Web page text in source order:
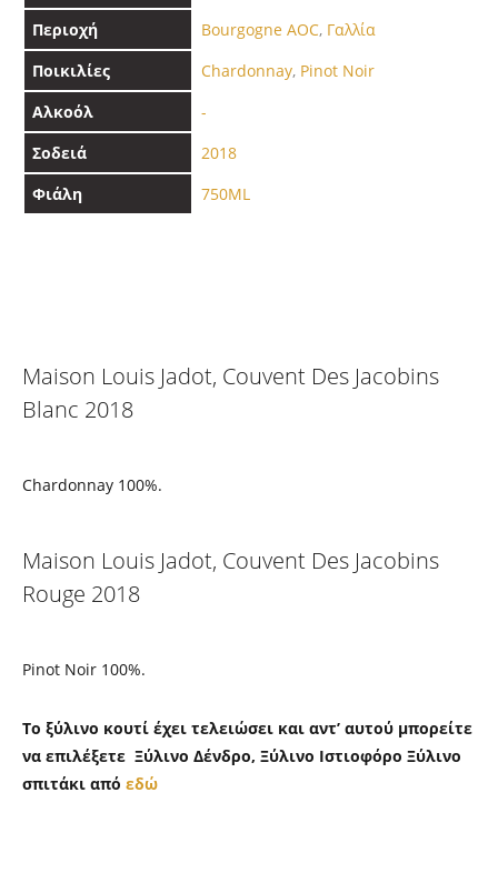
Περιοχή
Bourgogne AOC, Γαλλία
Ποικιλίες
Chardonnay, Pinot Noir
Αλκοόλ
-
Σοδειά
2018
Φιάλη
750ML
Maison Louis Jadot, Couvent Des Jacobins
Blanc 2018
Chardonnay 100%.
Maison Louis Jadot, Couvent Des Jacobins
Rouge 2018
Pinot Noir 100%.
Το ξύλινο κουτί έχει τελειώσει και αντ’ αυτού μπορείτε
να επιλέξετε Ξύλινο Δένδρο, Ξύλινο Ιστιοφόρο Ξύλινο
σπιτάκι από εδώ